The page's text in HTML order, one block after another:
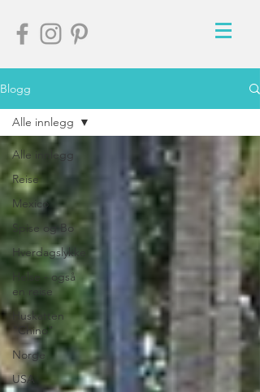
Blogg
Alle innlegg
Reise
Mexico
Spise og Bo
Hverdagslykke
Helse - også
en reise
Huskatten
"Chino"
Norge
USA
Alle innlegg